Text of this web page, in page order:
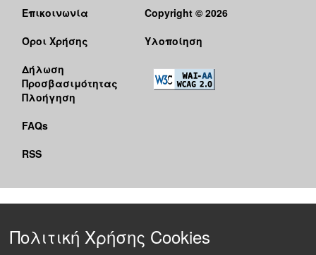
Επικοινωνία
Όροι Χρήσης
Δήλωση
Προσβασιμότητας
Πλοήγηση
FAQs
RSS
Copyright © 2026
Υλοποίηση
Πολιτική Χρήσης Cookies